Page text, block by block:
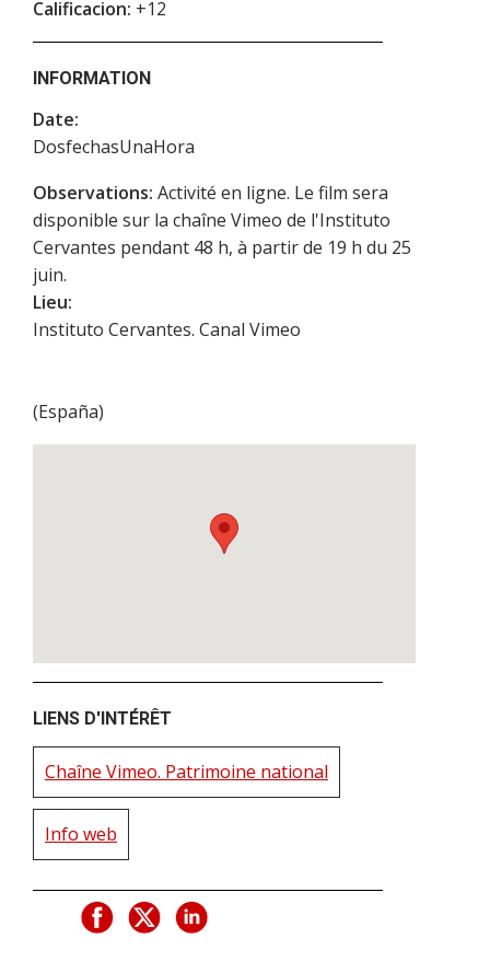
Calificacion: +12
INFORMATION
Date:
DosfechasUnaHora
Observations: Activité en ligne. Le film sera
disponible sur la chaîne Vimeo de l'Instituto
Cervantes pendant 48 h, à partir de 19 h du 25
juin.
Lieu:
Instituto Cervantes. Canal Vimeo
(España)
LIENS D'INTÉRÊT
Chaîne Vimeo. Patrimoine national
Info web